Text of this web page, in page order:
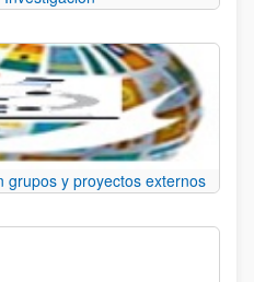
grupos y proyectos externos